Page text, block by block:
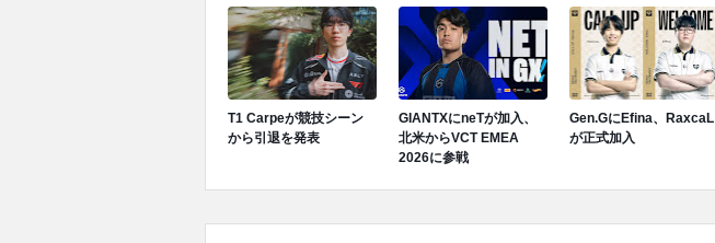
T1 Carpeが競技シーン
から引退を発表
GIANTXにneTが加入、
北米からVCT EMEA
2026に参戦
Gen.GにEfina、RaxcaL
が正式加入